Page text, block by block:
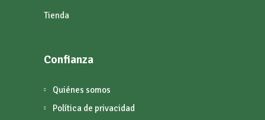
Tienda
Confianza
Quiénes somos
Política de privacidad